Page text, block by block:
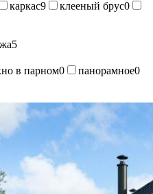
каркас9 клееный брус0
5
в парном0 панорамное0